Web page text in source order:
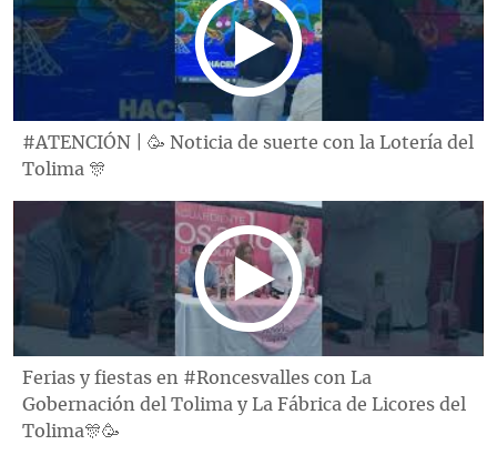
#ATENCIÓN | 🥳 Noticia de suerte con la Lotería del
Tolima 🎊
Ferias y fiestas en #Roncesvalles con La
Gobernación del Tolima y La Fábrica de Licores del
Tolima🎊🥳